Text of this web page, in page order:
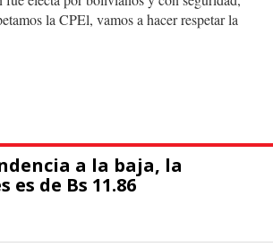
la CPEl, vamos a hacer respetar la
a la baja, la
de Bs 11.86